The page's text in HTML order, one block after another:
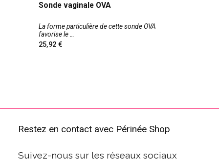
Sonde vaginale OVA
La forme particulière de cette sonde OVA
favorise le
25,92
Restez en contact avec Périnée Shop
Suivez-nous sur les réseaux sociaux